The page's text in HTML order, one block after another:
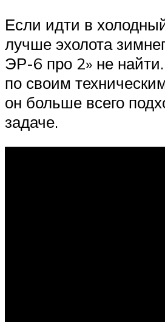
Если идти в
лучше эхолота
ЭР-6 про 2» не
по своим
он больше всего
задаче.